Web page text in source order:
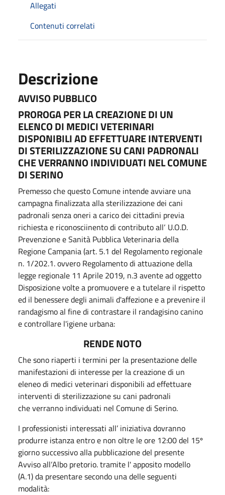
Allegati
Contenuti correlati
Descrizione
AVVISO PUBBLICO
PROROGA PER LA CREAZIONE DI UN
ELENCO DI MEDICI VETERINARI
DISPONIBILI AD EFFETTUARE INTERVENTI
DI STERILIZZAZIONE SU CANI PADRONALI
CHE VERRANNO INDIVIDUATI NEL COMUNE
DI SERINO
Premesso che questo Comune intende avviare una
campagna finalizzata alla sterilizzazione dei cani
padronali senza oneri a carico dei cittadini previa
richiesta e riconosciinento di contributo all‘ U.O.D.
Prevenzione e Sanità Pubblica Veterinaria della
Regione Campania (art. 5.1 del Regolamento regionale
n. 1/202.1. ovvero Regolamento di attuazione della
legge regionale 11 Aprile 2019, n.3 avente ad oggetto
Disposizione volte a promuovere e a tutelare il rispetto
ed il benessere degli animali d'affezione e a prevenire il
randagismo al fine di contrastare il randagisino canino
e controllare l'igiene urbana:
RENDE NOTO
Che sono riaperti i termini per la presentazione delle
manifestazioni di interesse per la creazione di un
eleneo di medici veterinari disponibili ad effettuare
interventi di sterilizzazione su cani padronali
che verranno individuati nel Comune di Serino.
I professionisti interessati all’ iniziativa dovranno
produrre istanza entro e non oltre le ore 12:00 del 15º
giorno successivo alla pubblicazione del presente
Avviso all‘Albo pretorio. tramite l' apposito modello
(A.1) da presentare secondo una delle seguenti
modalità: